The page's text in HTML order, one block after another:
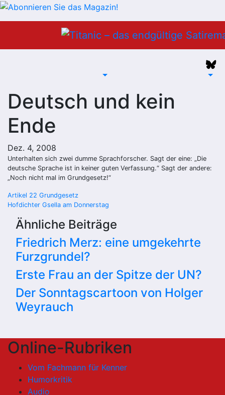
Deutsch und kein
Ende
Dez. 4, 2008
Unterhalten sich zwei dumme Sprachforscher. Sagt der eine: „Die
deutsche Sprache ist in keiner guten Verfassung.“ Sagt der andere:
„Noch nicht mal im Grundgesetz!“
Beitragsnavigation
Artikel 22 Grundgesetz
Hofdichter Gsella am Donnerstag
Ähnliche Beiträge
Friedrich Merz: eine umgekehrte
Furzgrundel?
Erste Frau an der Spitze der UN?
Der Sonntagscartoon von Holger
Weyrauch
Online-Rubriken
Vom Fachmann für Kenner
Humorkritik
Audio